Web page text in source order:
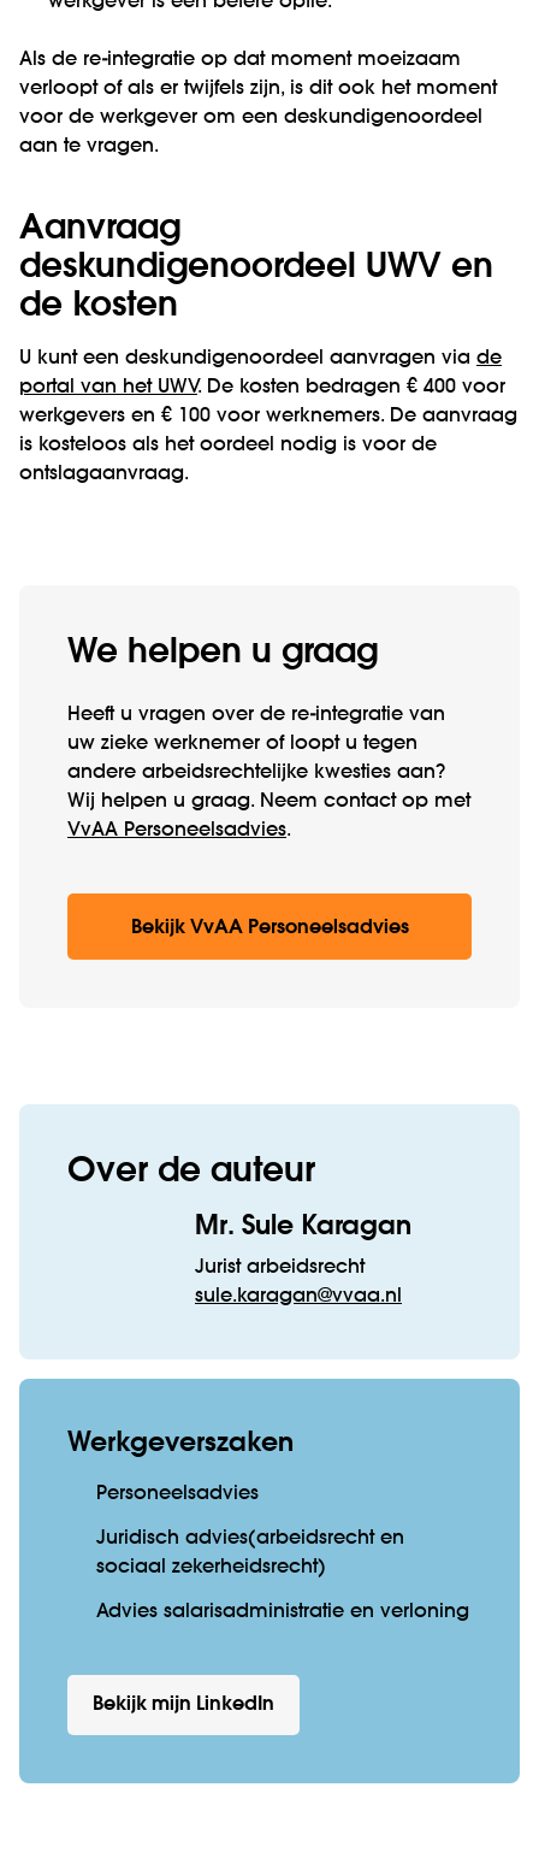
Als de re-integratie op dat moment moeizaam
verloopt of als er twijfels zijn, is dit ook het moment
voor de werkgever om een deskundigenoordeel
aan te vragen.
Aanvraag
deskundigenoordeel UWV en
de kosten
U kunt een deskundigenoordeel aanvragen via de
portal van het UWV. De kosten bedragen € 400 voor
werkgevers en € 100 voor werknemers. De aanvraag
is kosteloos als het oordeel nodig is voor de
ontslagaanvraag.
We helpen u graag
Heeft u vragen over de re-integratie van
uw zieke werknemer of loopt u tegen
andere arbeidsrechtelijke kwesties aan?
Wij helpen u graag. Neem contact op met
VvAA Personeelsadvies.
Bekijk VvAA Personeelsadvies
Over de auteur
Mr. Sule Karagan
Jurist arbeidsrecht
sule.karagan@vvaa.nl
Werkgeverszaken
Personeelsadvies
Juridisch advies(arbeidsrecht en
sociaal zekerheidsrecht)
Advies salarisadministratie en verloning
Bekijk mijn LinkedIn